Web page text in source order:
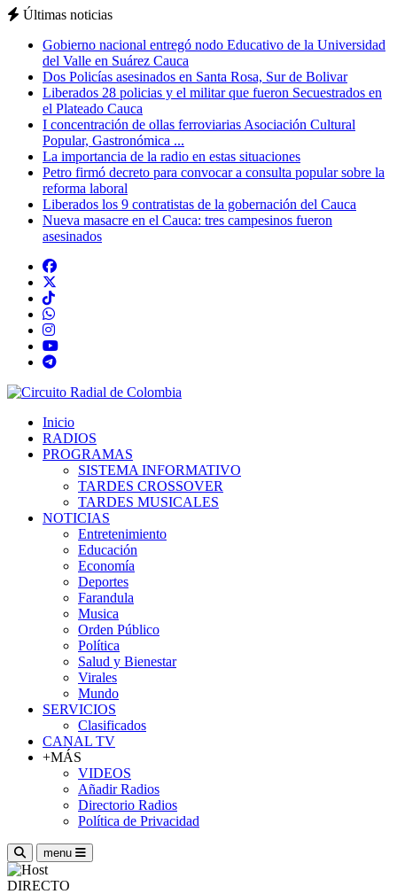
Últimas noticias
Gobierno nacional entregó nodo Educativo de la Universidad
del Valle en Suárez Cauca
Dos Policías asesinados en Santa Rosa, Sur de Bolivar
Liberados 28 policias y el militar que fueron Secuestrados en
el Plateado Cauca
I concentración de ollas ferroviarias Asociación Cultural
Popular, Gastronómica ...
La importancia de la radio en estas situaciones
Petro firmó decreto para convocar a consulta popular sobre la
reforma laboral
Liberados los 9 contratistas de la gobernación del Cauca
Nueva masacre en el Cauca: tres campesinos fueron
asesinados
Inicio
RADIOS
PROGRAMAS
SISTEMA INFORMATIVO
TARDES CROSSOVER
TARDES MUSICALES
NOTICIAS
Entretenimiento
Educación
Economía
Deportes
Farandula
Musica
Orden Público
Política
Salud y Bienestar
Virales
Mundo
SERVICIOS
Clasificados
CANAL TV
+MÁS
VIDEOS
Añadir Radios
Directorio Radios
Política de Privacidad
menu
DIRECTO